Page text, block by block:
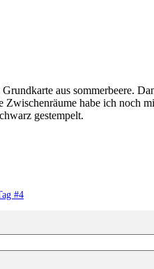
aus sommerbeere.
Zwischenräume habe ich noch
gestempelt.
#4